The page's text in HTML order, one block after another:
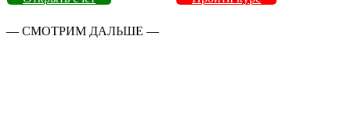
— СМОТРИМ ДАЛЬШЕ —